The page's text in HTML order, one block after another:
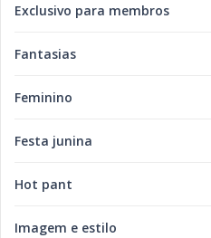
Exclusivo para membros
Fantasias
Feminino
Festa junina
Hot pant
Imagem e estilo